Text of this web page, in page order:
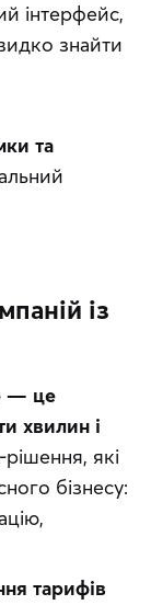
інтерфейс,
знайти
та
із
— це
хвилин і
які
бізнесу:
тарифів